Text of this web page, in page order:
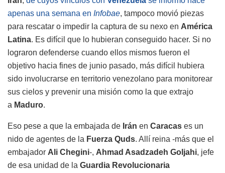
apenas una semana en Infobae, tampoco movió piezas
para rescatar o impedir la captura de su nexo en América
Latina. Es difícil que lo hubieran conseguido hacer. Si no
lograron defenderse cuando ellos mismos fueron el
objetivo hacia fines de junio pasado, más difícil hubiera
sido involucrarse en territorio venezolano para monitorear
sus cielos y prevenir una misión como la que extrajo
a Maduro.
Eso pese a que la embajada de Irán en Caracas es un
nido de agentes de la Fuerza Quds. Allí reina -más que el
embajador Ali Chegini-, Ahmad Asadzadeh Goljahi, jefe
de esa unidad de la Guardia Revolucionaria